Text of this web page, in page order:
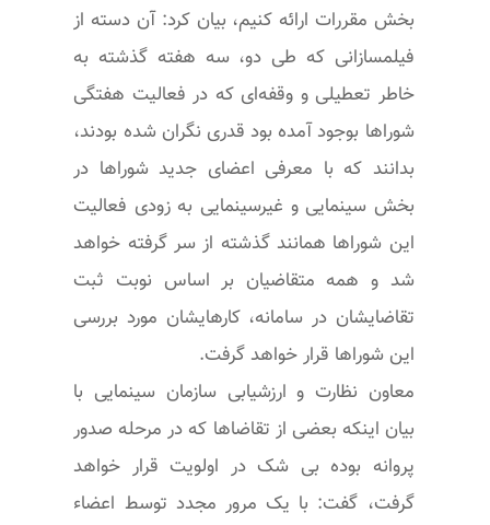
بخش مقررات ارائه کنیم، بیان کرد: آن دسته از
فیلمسازانی که طی دو، سه هفته گذشته به
خاطر تعطیلی و وقفه‌ای که در فعالیت هفتگی
شوراها بوجود آمده بود قدری نگران شده بودند،
بدانند که با معرفی اعضای جدید شوراها در
بخش سینمایی و غیرسینمایی به زودی فعالیت
این شوراها همانند گذشته از سر گرفته خواهد
شد و همه متقاضیان بر اساس نوبت ثبت
تقاضایشان در سامانه، کارهایشان مورد بررسی
این شوراها قرار خواهد گرفت.
معاون نظارت و ارزشیابی سازمان سینمایی با
بیان اینکه بعضی از تقاضاها که در مرحله صدور
پروانه بوده بی شک در اولویت قرار خواهد
گرفت، گفت: با یک مرور مجدد توسط اعضاء